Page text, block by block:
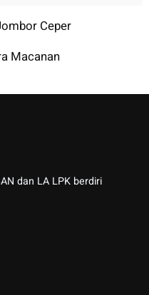
Ceper
Macanan
dan LA LPK berdiri